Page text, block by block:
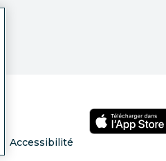
Accessibilité